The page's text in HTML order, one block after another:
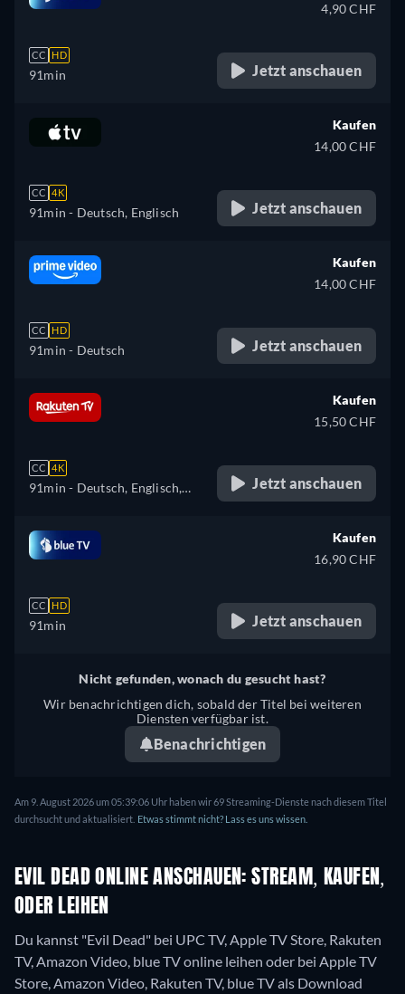
CC HD
91min
4,90 CHF
Jetzt anschauen
CC 4K
91min - Deutsch, Englisch
Kaufen
14,00 CHF
Jetzt anschauen
CC HD
91min - Deutsch
Kaufen
14,00 CHF
Jetzt anschauen
CC 4K
91min - Deutsch, Englisch,
Italienisch
Kaufen
15,50 CHF
Jetzt anschauen
CC HD
91min
Kaufen
16,90 CHF
Jetzt anschauen
Nicht gefunden, wonach du gesucht hast?
Wir benachrichtigen dich, sobald der Titel bei weiteren
Diensten verfügbar ist.
Benachrichtigen
Am 9. August 2026 um 05:39:06 Uhr haben wir 69 Streaming-Dienste nach diesem Titel
durchsucht und aktualisiert. Etwas stimmt nicht? Lass es uns wissen.
EVIL DEAD ONLINE ANSCHAUEN: STREAM, KAUFEN,
ODER LEIHEN
Du kannst "Evil Dead" bei UPC TV, Apple TV Store, Rakuten
TV, Amazon Video, blue TV online leihen oder bei Apple TV
Store, Amazon Video, Rakuten TV, blue TV als Download